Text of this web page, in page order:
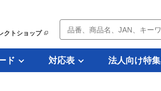
クトショップ
ド 対応表 法人向け特集